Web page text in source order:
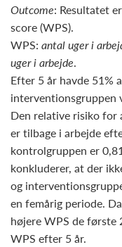
Outcome: Resultatet
score (WPS).
WPS: antal uger i
uger i arbejde.
Efter 5 år havde 51%
interventionsgruppen
Den relative risiko for
er tilbage i arbejde
kontrolgruppen er
konkluderer, at der
og
en femårig periode.
højere WPS de første
WPS efter 5 år.